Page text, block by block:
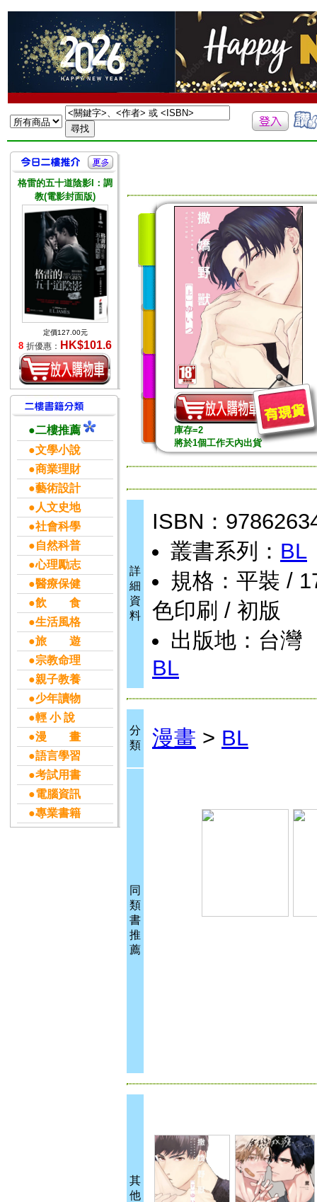
格雷的五十道陰影I：調
教(電影封面版)
定價127.00元
8 折優惠： HK$101.6
●二樓推薦
●文學小說
●商業理財
●藝術設計
●人文史地
●社會科學
●自然科普
●心理勵志
●醫療保健
●飲 食
●生活風格
●旅 遊
●宗教命理
●親子教養
●少年讀物
●輕 小 說
●漫 畫
●語言學習
●考試用書
●電腦資訊
●專業書籍
庫存=2
將於1個工作天內出貨
詳
細
資
料
ISBN：
叢書系列： BL
規格：平裝 /
色印刷 / 初版
出版地：台灣
BL
分
類
漫畫 > BL
同
類
書
推
薦
其
他